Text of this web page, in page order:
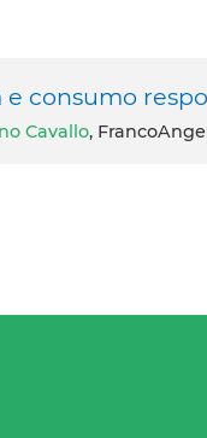
consumo
Cavallo,